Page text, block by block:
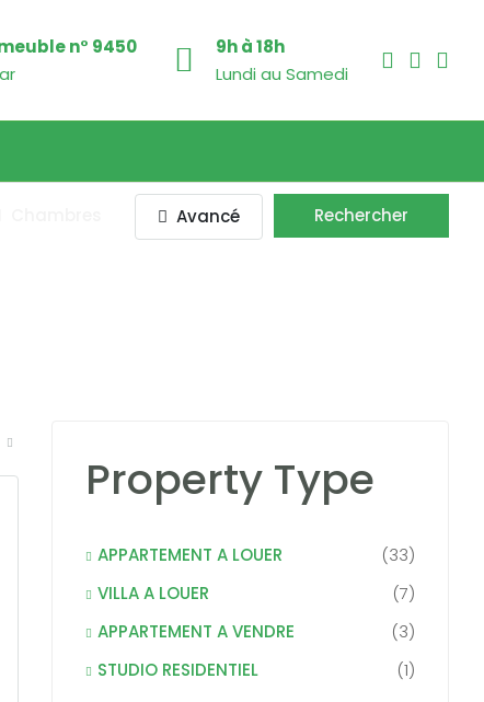
n° 9450
9h à 18h
Lundi au Samedi
Avancé Rechercher
Property Type
APPARTEMENT A LOUER
(33)
VILLA A LOUER
(7)
APPARTEMENT A VENDRE
(3)
STUDIO RESIDENTIEL
(1)